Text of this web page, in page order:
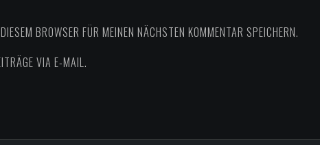
BROWSER FÜR MEINEN NÄCHSTEN KOMMENTAR SPEICHERN.
VIA E-MAIL.